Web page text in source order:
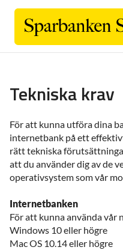
Tekniska krav
För att kunna utföra dina
internetbank på ett
rätt tekniska
att du använder dig av de
operativsystem som vår
Internetbanken
För att kunna använda vår
Windows 10 eller högre
Mac OS 10.14 eller högre